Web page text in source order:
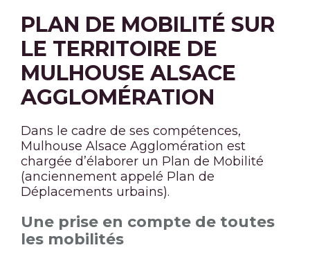
PLAN DE MOBILITÉ SUR
LE TERRITOIRE DE
MULHOUSE ALSACE
AGGLOMÉRATION
Dans le cadre de ses compétences,
Mulhouse Alsace Agglomération est
chargée d’élaborer un Plan de Mobilité
(anciennement appelé Plan de
Déplacements urbains).
Une prise en compte de toutes
les mobilités